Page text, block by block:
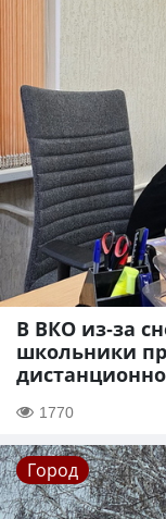
В ВКО из-за
школьники
дистанционно
1770
Город